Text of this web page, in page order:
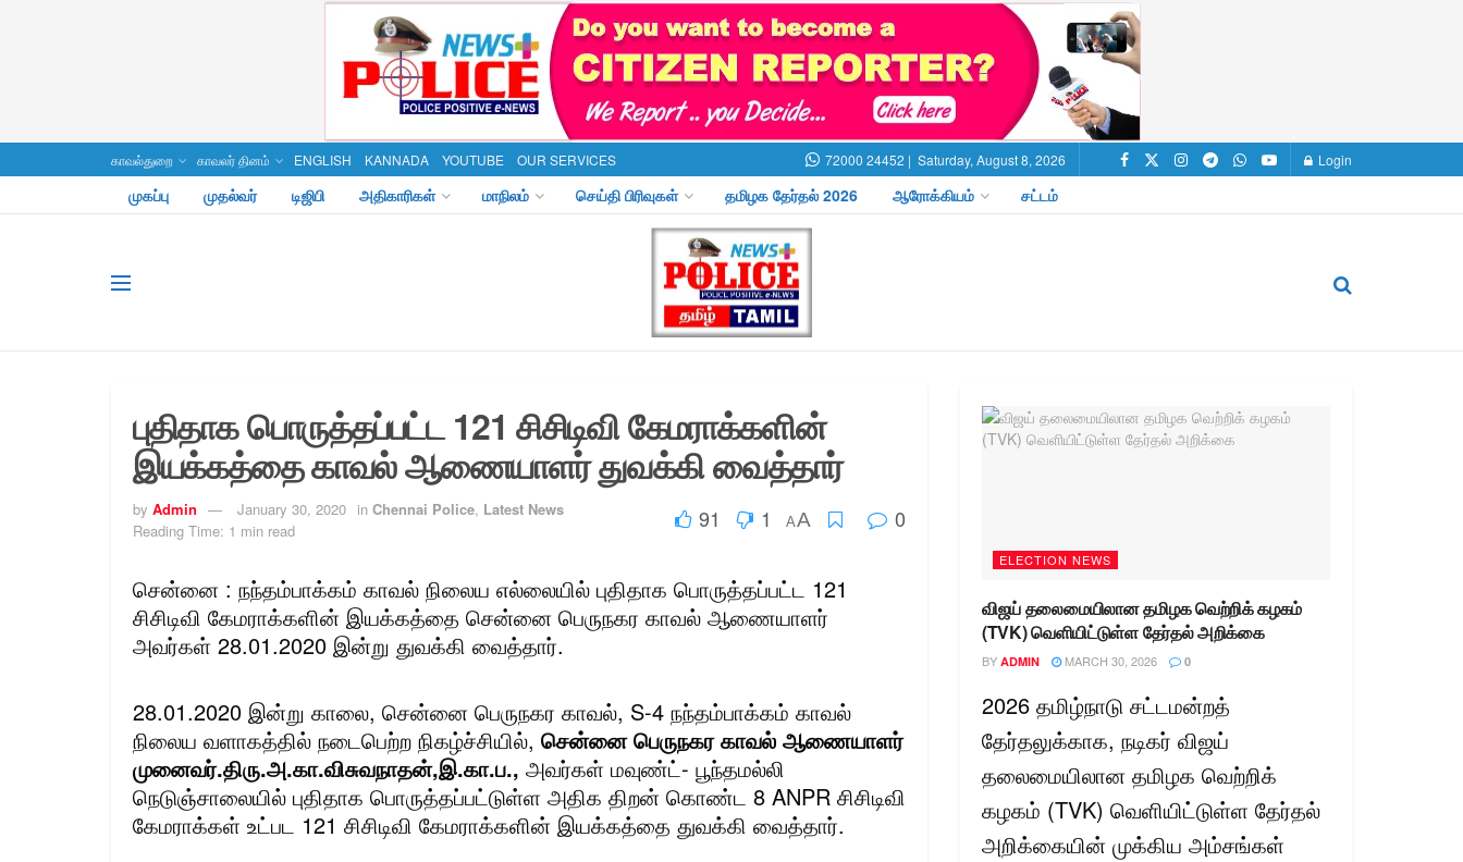
காவல்துறை காவலர் தினம் ENGLISH KANNADA YOUTUBE OUR SERVICES 72000 24452 | Saturday, August 8, 2026 Login
முகப்பு முதல்வர் டிஜிபி அதிகாரிகள் மாநிலம் செய்தி பிரிவுகள் தமிழக தேர்தல் 2026 ஆரோக்கியம் சட்டம்
புதிதாக பொருத்தப்பட்ட 121 சிசிடிவி கேமராக்களின்
இயக்கத்தை காவல் ஆணையாளர் துவக்கி வைத்தார்
by Admin January 30, 2020 in Chennai Police, Latest News
Reading Time: 1 min read
91 1 AA 0
சென்னை : நந்தம்பாக்கம் காவல் நிலைய எல்லையில் புதிதாக பொருத்தப்பட்ட 121
சிசிடிவி கேமராக்களின் இயக்கத்தை சென்னை பெருநகர காவல் ஆணையாளர்
அவர்கள் 28.01.2020 இன்று துவக்கி வைத்தார்.
28.01.2020 இன்று காலை, சென்னை பெருநகர காவல், S-4 நந்தம்பாக்கம் காவல்
நிலைய வளாகத்தில் நடைபெற்ற நிகழ்ச்சியில், சென்னை பெருநகர காவல் ஆணையாளர்
முனைவர்.திரு.அ.கா.விசுவநாதன்,இ.கா.ப., அவர்கள் மவுண்ட்- பூந்தமல்லி
நெடுஞ்சாலையில் புதிதாக பொருத்தப்பட்டுள்ள அதிக திறன் கொண்ட 8 ANPR சிசிடிவி
கேமராக்கள் உட்பட 121 சிசிடிவி கேமராக்களின் இயக்கத்தை துவக்கி வைத்தார்.
ELECTION NEWS
விஜய் தலைமையிலான தமிழக வெற்றிக் கழகம்
(TVK) வெளியிட்டுள்ள தேர்தல் அறிக்கை
BY ADMIN MARCH 30, 2026 0
2026 தமிழ்நாடு சட்டமன்றத்
தேர்தலுக்காக, நடிகர் விஜய்
தலைமையிலான தமிழக வெற்றிக்
கழகம் (TVK) வெளியிட்டுள்ள தேர்தல்
அறிக்கையின் முக்கிய அம்சங்கள்